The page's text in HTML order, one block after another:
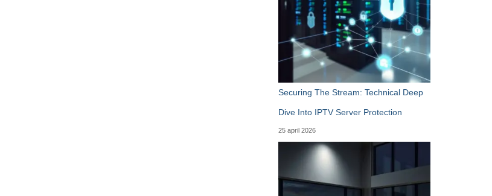
Securing The Stream: Technical Deep
Dive Into IPTV Server Protection
25 april 2026